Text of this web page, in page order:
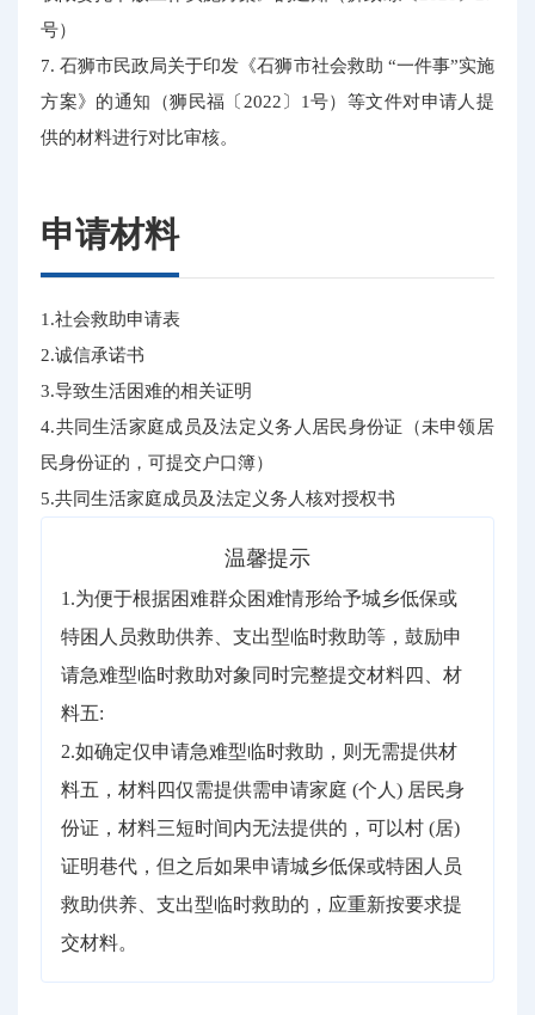
号）
7. 石狮市民政局关于印发《石狮市社会救助 “一件事”实施
方案》的通知（狮民福〔2022〕1号）等文件对申请人提
供的材料进行对比审核。
申请材料
1.社会救助申请表
2.诚信承诺书
3.导致生活困难的相关证明
4.共同生活家庭成员及法定义务人居民身份证（未申领居
民身份证的，可提交户口簿）
5.共同生活家庭成员及法定义务人核对授权书
温馨提示
1.为便于根据困难群众困难情形给予城乡低保或
特困人员救助供养、支出型临时救助等，鼓励申
请急难型临时救助对象同时完整提交材料四、材
料五:
2.如确定仅申请急难型临时救助，则无需提供材
料五，材料四仅需提供需申请家庭 (个人) 居民身
份证，材料三短时间内无法提供的，可以村 (居)
证明巷代，但之后如果申请城乡低保或特困人员
救助供养、支出型临时救助的，应重新按要求提
交材料。